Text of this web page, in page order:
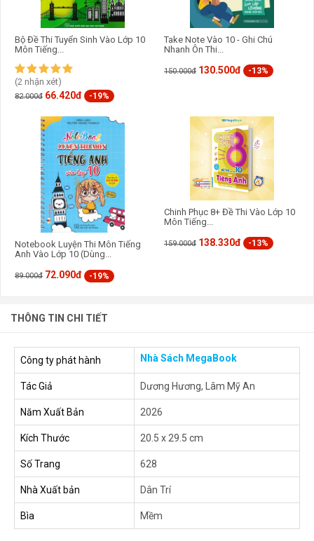
Bộ Đề Thi Tuyển Sinh Vào Lớp 10
Môn Tiếng...
(2 nhận xét)
82.000đ 66.420đ -19%
Take Note Vào 10 - Ghi Chú
Nhanh Ôn Thi...
150.000đ 130.500đ -13%
Notebook Luyện Thi Môn Tiếng
Anh Vào Lớp 10 (Dùng...
89.000đ 72.090đ -19%
Chinh Phục 8+ Đề Thi Vào Lớp 10
Môn Tiếng...
159.000đ 138.330đ -13%
THÔNG TIN CHI TIẾT
Công ty phát hành Nhà Sách MegaBook
Tác Giả Dương Hương, Lâm Mỹ An
Năm Xuất Bản 2026
Kích Thước 20.5 x 29.5 cm
Số Trang 628
Nhà Xuất bản Dân Trí
Bìa Mềm